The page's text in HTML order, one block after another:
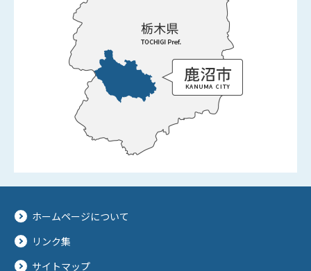
ホームページについて
リンク集
サイトマップ